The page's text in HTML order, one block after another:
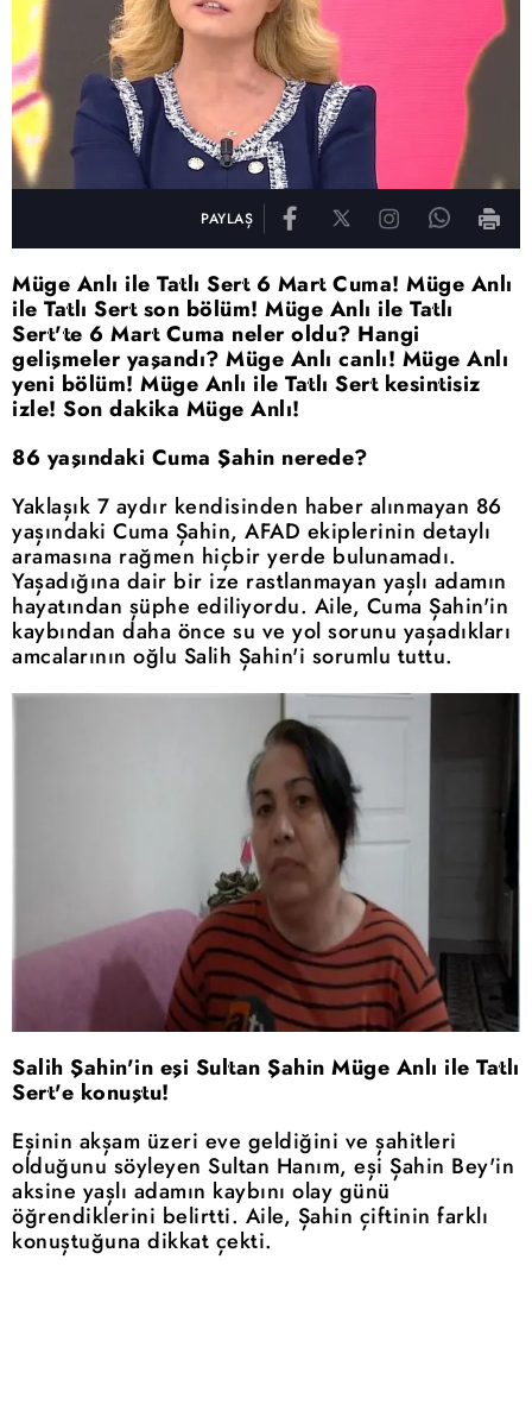
PAYLAŞ
Müge Anlı ile Tatlı Sert 6 Mart Cuma! Müge Anlı
ile Tatlı Sert son bölüm! Müge Anlı ile Tatlı
Sert'te 6 Mart Cuma neler oldu? Hangi
gelişmeler yaşandı? Müge Anlı canlı! Müge Anlı
yeni bölüm! Müge Anlı ile Tatlı Sert kesintisiz
izle! Son dakika Müge Anlı!
86 yaşındaki Cuma Şahin nerede?
Yaklaşık 7 aydır kendisinden haber alınmayan 86
yaşındaki Cuma Şahin, AFAD ekiplerinin detaylı
aramasına rağmen hiçbir yerde bulunamadı.
Yaşadığına dair bir ize rastlanmayan yaşlı adamın
hayatından şüphe ediliyordu. Aile, Cuma Şahin'in
kaybından daha önce su ve yol sorunu yaşadıkları
amcalarının oğlu Salih Şahin'i sorumlu tuttu.
Salih Şahin'in eşi Sultan Şahin Müge Anlı ile Tatlı
Sert'e konuştu!
Eşinin akşam üzeri eve geldiğini ve şahitleri
olduğunu söyleyen Sultan Hanım, eşi Şahin Bey'in
aksine yaşlı adamın kaybını olay günü
öğrendiklerini belirtti. Aile, Şahin çiftinin farklı
konuştuğuna dikkat çekti.